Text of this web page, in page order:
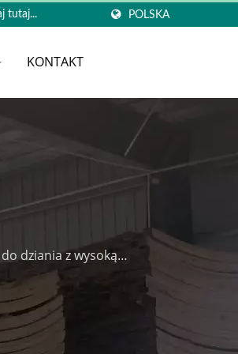
POLSKA
KONTAKT
dziania z wysoką